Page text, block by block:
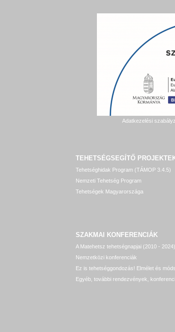
Adatkezelési
TEHETSÉGSEGÍTŐ
Tehetséghidak Program (TÁMOP 3.4.5)
Nemzeti Tehetség Program
Tehetségek Magyarországa
SZAKMAI KONFERENCIÁK
A Matehetsz tehetségnapjai (2010 - 2024)
Nemzetközi konferenciák
Ez is tehetséggondozás! Elmélet és
Egyéb, további rendezvények,